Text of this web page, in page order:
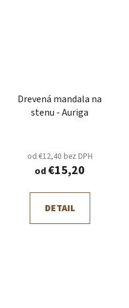
Drevená mandala na
stenu - Auriga
od €12,40 bez DPH
od€15,20
DETAIL